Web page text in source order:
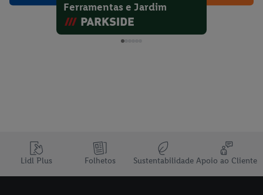
Ferramentas e Jardim
Lidl Plus Folhetos Sustentabilidade Apoio ao Cliente